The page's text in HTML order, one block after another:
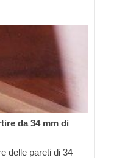
da 34 mm di
delle pareti di 34